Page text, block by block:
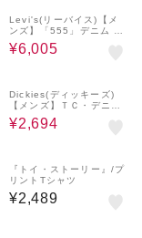
Levi's(リーバイス)【メ
ンズ】「555」デニム リ
ラックスストレート
¥6,005
Dickies(ディッキーズ)
【メンズ】ＴＣ・デニム
ショーツ
¥2,694
『トイ・ストーリー』/プ
リントTシャツ
¥2,489